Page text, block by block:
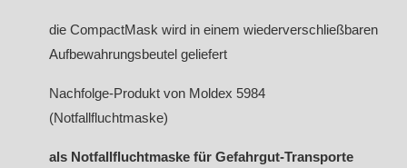
die CompactMask wird in einem wiederverschließbaren
Aufbewahrungsbeutel geliefert
Nachfolge-Produkt von Moldex 5984
(Notfallfluchtmaske)
als Notfallfluchtmaske für Gefahrgut-Transporte